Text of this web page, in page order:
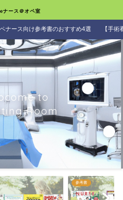
ナース＠オペ室
ナース向け参考書のおすすめ4選 【手
to
Room
参考書